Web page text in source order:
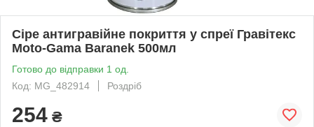
Сіре антигравійне покриття у спреї Гравітекс
Moto-Gama Baranek 500мл
Готово до відправки 1 од.
Код: MG_482914
Роздріб
254 ₴